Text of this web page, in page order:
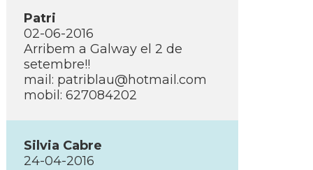
Patri
02-06-2016
Arribem a Galway el 2 de
setembre!!
mail: patriblau@hotmail.com
mobil: 627084202
Silvia Cabre
24-04-2016